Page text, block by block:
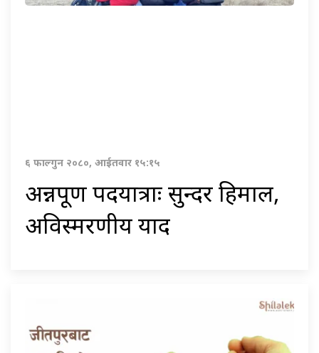
६ फाल्गुन २०८०, आईतवार १५:१५
अन्नपूर्ण पदयात्राः सुन्दर हिमाल,
अविस्मरणीय याद